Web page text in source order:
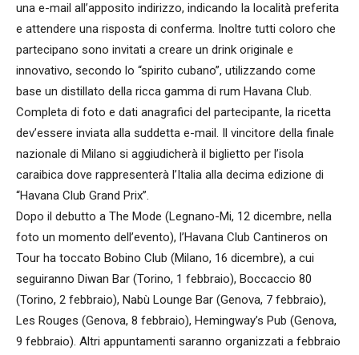
una e-mail all’apposito indirizzo, indicando la località preferita
e attendere una risposta di conferma. Inoltre tutti coloro che
partecipano sono invitati a creare un drink originale e
innovativo, secondo lo “spirito cubano”, utilizzando come
base un distillato della ricca gamma di rum Havana Club.
Completa di foto e dati anagrafici del partecipante, la ricetta
dev’essere inviata alla suddetta e-mail. Il vincitore della finale
nazionale di Milano si aggiudicherà il biglietto per l’isola
caraibica dove rappresenterà l’Italia alla decima edizione di
“Havana Club Grand Prix”.
Dopo il debutto a The Mode (Legnano-Mi, 12 dicembre, nella
foto un momento dell’evento), l’Havana Club Cantineros on
Tour ha toccato Bobino Club (Milano, 16 dicembre), a cui
seguiranno Diwan Bar (Torino, 1 febbraio), Boccaccio 80
(Torino, 2 febbraio), Nabù Lounge Bar (Genova, 7 febbraio),
Les Rouges (Genova, 8 febbraio), Hemingway’s Pub (Genova,
9 febbraio). Altri appuntamenti saranno organizzati a febbraio